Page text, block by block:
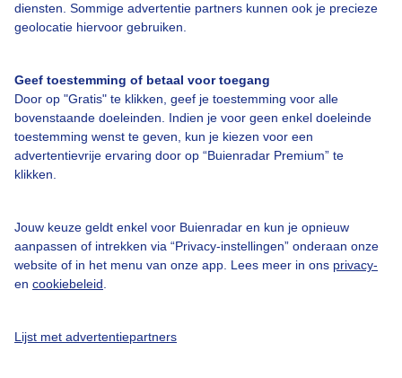
diensten. Sommige advertentie partners kunnen ook je precieze
geolocatie hiervoor gebruiken.
Geef toestemming of betaal voor toegang
Door op "Gratis" te klikken, geef je toestemming voor alle
bovenstaande doeleinden. Indien je voor geen enkel doeleinde
toestemming wenst te geven, kun je kiezen voor een
advertentievrije ervaring door op “Buienradar Premium” te
klikken.
Jouw keuze geldt enkel voor Buienradar en kun je opnieuw
aanpassen of intrekken via “Privacy-instellingen” onderaan onze
website of in het menu van onze app. Lees meer in ons privacy-
en cookiebeleid
Lijst met advertentiepartners
Adverteren
Privacy beleid
Cookie beleid
Privacy instellingen
Gratis weerdata
Buienradar
Buienradar